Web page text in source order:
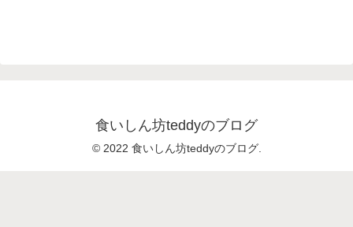
食いしん坊teddyのブログ
© 2022 食いしん坊teddyのブログ.